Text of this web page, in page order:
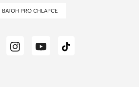
BATOH PRO CHLAPCE